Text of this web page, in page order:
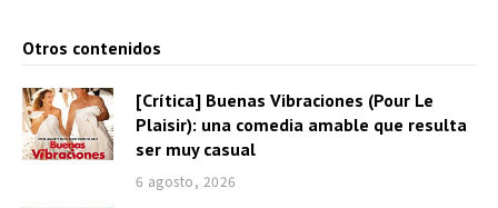
Otros contenidos
[Crítica] Buenas Vibraciones (Pour Le
Plaisir): una comedia amable que resulta
ser muy casual
6 agosto, 2026